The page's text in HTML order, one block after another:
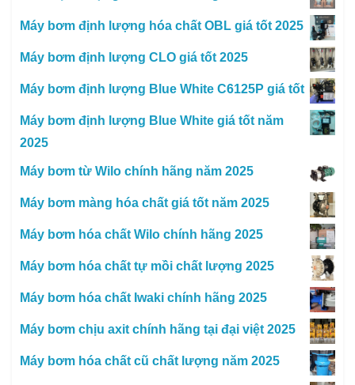
Máy bơm định lượng hóa chất OBL giá tốt 2025
Máy bơm định lượng CLO giá tốt 2025
Máy bơm định lượng Blue White C6125P giá tốt
Máy bơm định lượng Blue White giá tốt năm
2025
Máy bơm từ Wilo chính hãng năm 2025
Máy bơm màng hóa chất giá tốt năm 2025
Máy bơm hóa chất Wilo chính hãng 2025
Máy bơm hóa chất tự mồi chất lượng 2025
Máy bơm hóa chất Iwaki chính hãng 2025
Máy bơm chịu axit chính hãng tại đại việt 2025
Máy bơm hóa chất cũ chất lượng năm 2025